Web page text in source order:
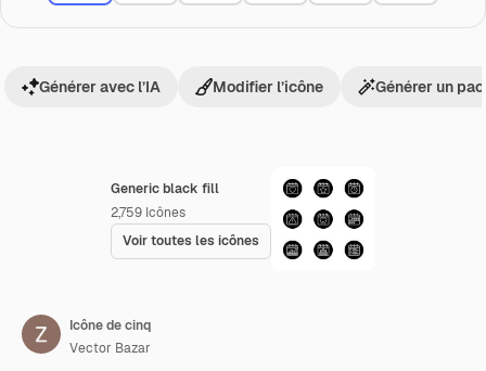
Generic black fill
2,759 Icônes
Voir toutes les icônes
Générer avec l’IA Modifier l’icône Générer un
Icône de cinq
Vector Bazar